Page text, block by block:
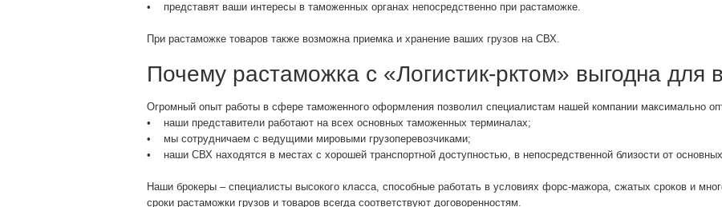
• представят ваши интересы в таможенных органах непосредственно при растаможке.
При растаможке товаров также возможна приемка и хранение ваших грузов на СВХ.
Почему растаможка с «Логистик-рктом» выгодна для
Огромный опыт работы в сфере таможенного оформления позволил специалистам нашей компании максимально
• наши представители работают на всех основных таможенных терминалах;
• мы сотрудничаем с ведущими мировыми грузоперевозчиками;
• наши СВХ находятся в местах с хорошей транспортной доступностью, в непосредственной близости от основных
Наши брокеры – специалисты высокого класса, способные работать в условиях форс-мажора, сжатых сроков и
сроки растаможки грузов и товаров всегда соответствуют договоренностям.